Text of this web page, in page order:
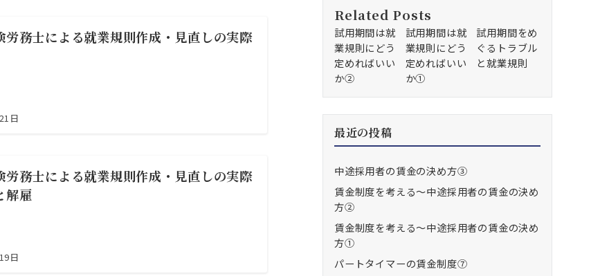
労務士による就業規則作成・見直しの実際
日
労務士による就業規則作成・見直しの実際
解雇
日
Related Posts
試用期間は就
業規則にどう
定めればいい
か②
試用期間は就
業規則にどう
定めればいい
か①
試用期間をめ
ぐるトラブル
と就業規則
最近の投稿
中途採用者の賃金の決め方③
賃金制度を考える～中途採用者の賃金の決め
方②
賃金制度を考える～中途採用者の賃金の決め
方①
パートタイマーの賃金制度⑦